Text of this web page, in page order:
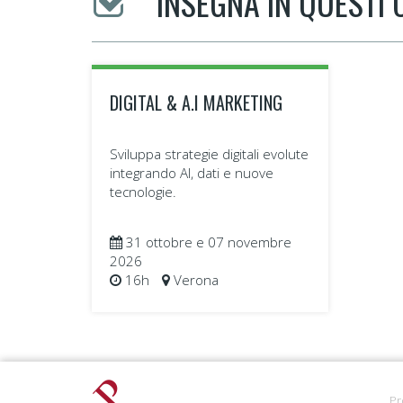
DIGITAL & A.I MARKETING
Sviluppa strategie digitali evolute
integrando AI, dati e nuove
tecnologie.
31 ottobre e 07 novembre
2026
16h
Verona